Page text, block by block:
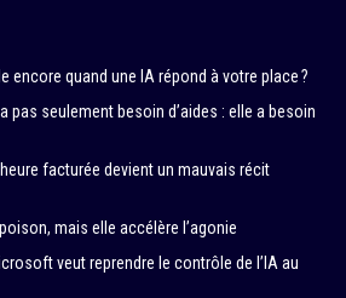
encore quand une IA répond à votre place ?
pas seulement besoin d’aides : elle a besoin
facturée devient un mauvais récit
mais elle accélère l’agonie
veut reprendre le contrôle de l’IA au